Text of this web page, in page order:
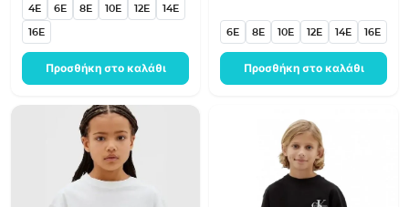
4E 6E 8E 10E 12E
14E
16E
Προσθήκη στο καλάθι
6E 8E 10E 12E 14E 16E
Προσθήκη στο καλάθι